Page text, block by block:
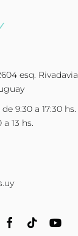
esq. Rivadavia
9:30 a 17:30 hs.
13 hs.